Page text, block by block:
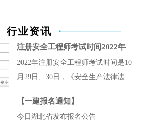
行业资讯
注册安全工程师考试时间2022年
2022年注册安全工程师考试时间是10
月29日、30日，《安全生产法律法
产技术基础》以及专业科目《安全生
产专业实务》考试时长均为2.5小
【一建报名通知】
今日湖北省发布报名公告